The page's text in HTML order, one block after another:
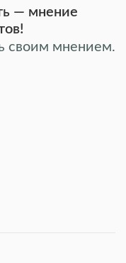
— мнение
своим мнением.